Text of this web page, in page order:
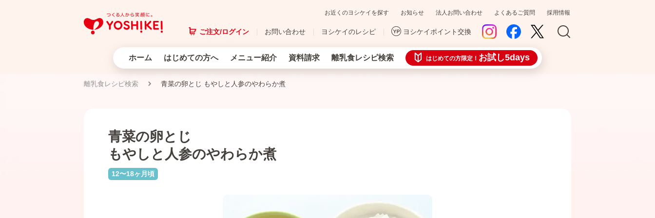
お近くのヨシケイを探す お知らせ 法人お問い合わせ よくあるご質問 採用情報
ご注文/ログイン お問い合わせ ヨシケイのレシピ ヨシケイポイント交換
ホーム はじめての方へ メニュー紹介 資料請求 離乳食レシピ検索 はじめての方限定！ お試し5days
離乳食レシピ検索 青菜の卵とじ もやしと人参のやわらか煮
青菜の卵とじ
もやしと人参のやわらか煮
12〜18ヶ月頃